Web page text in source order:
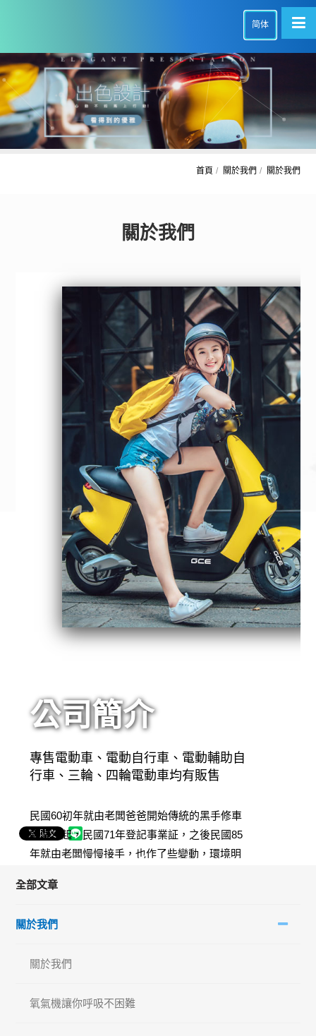
简体
全部文章
關於我們
關於我們
氧氣機讓你呼吸不困難
首頁 關於我們 關於我們
關於我們
公司簡介
專售電動車、電動自行車、電動輔助自
行車、三輪、四輪電動車均有販售
民國60初年就由老闆爸爸開始傳統的黑手修車
師傅作起，民國71年登記事業証，之後民國85
年就由老闆慢慢接手，也作了些變動，環境明
務品質，自己也一直追求更精進的技術丶目前
加盟電動車的經銷，店內裝潢又是巔負一般的
車修車等待時、更好的品質，也一樣堅持更高